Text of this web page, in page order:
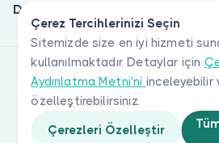
Çerez Tercihlerinizi Seçin
Sitemizde size en iyi hizmeti
kullanılmaktadır. Detaylar için
Aydınlatma Metni'ni inceleyebilir
özelleştirebilirsiniz.
Çerezleri Özelleştir
Doktorlar için